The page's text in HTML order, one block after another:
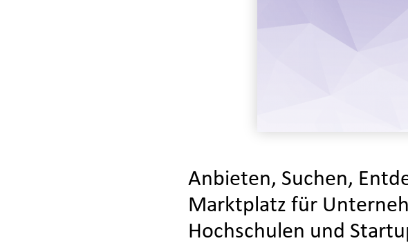
Anbieten, Suchen,
Marktplatz für
Hochschulen und